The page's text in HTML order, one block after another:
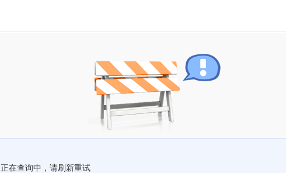
正在查询中，请刷新重试